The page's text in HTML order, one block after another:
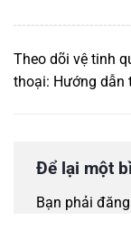
Theo dõi vệ tinh
thoại: Hướng dẫn
Để lại một
Bạn phải